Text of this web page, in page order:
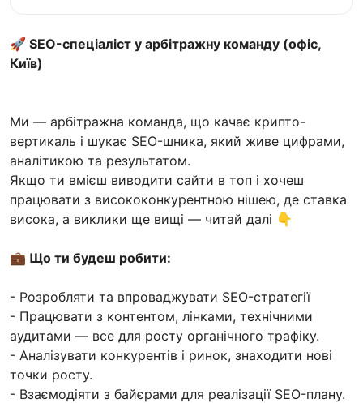
🚀 SEO-спеціаліст у арбітражну команду (офіс,
Київ)
Ми — арбітражна команда, що качає крипто-
вертикаль і шукає SEO-шника, який живе цифрами,
аналітикою та результатом.
Якщо ти вмієш виводити сайти в топ і хочеш
працювати з висококонкурентною нішею, де ставка
висока, а виклики ще вищі — читай далі 👇
💼 Що ти будеш робити:
- Розробляти та впроваджувати SEO-стратегії
- Працювати з контентом, лінками, технічними
аудитами — все для росту органічного трафіку.
- Аналізувати конкурентів і ринок, знаходити нові
точки росту.
- Взаємодіяти з байєрами для реалізації SEO-плану.